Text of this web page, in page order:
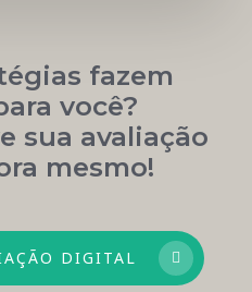
fazem
você?
sua avaliação
mesmo!
DIGITAL